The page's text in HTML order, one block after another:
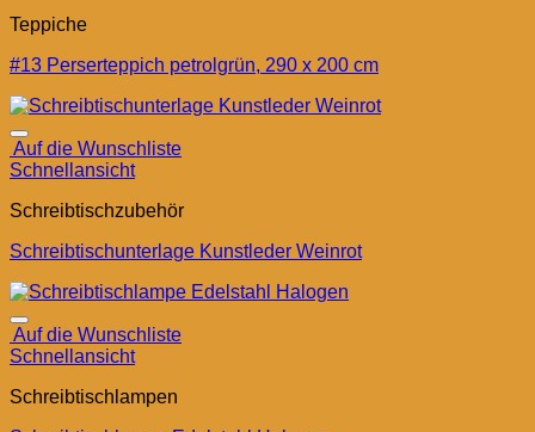
Teppiche
#13 Perserteppich petrolgrün, 290 x 200 cm
Auf die Wunschliste
Schnellansicht
Schreibtischzubehör
Schreibtischunterlage Kunstleder Weinrot
Auf die Wunschliste
Schnellansicht
Schreibtischlampen